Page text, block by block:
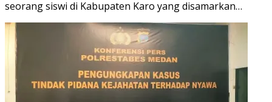
seorang siswi di Kabupaten Karo yang disamarkan…